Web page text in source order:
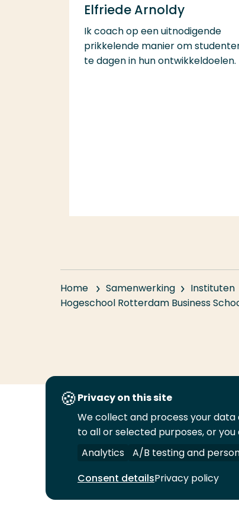
Elfriede Arnoldy
Ik coach op een uitnodigende
prikkelende manier om
te dagen in hun ontwikkeldoelen.
Home Samenwerking Instituten
Hogeschool Rotterdam Business
Volg
ons
op
Volg
ons
op
Volg
ons
op
Volg
ons
op
Juridisch Security A-Z Index
© 2026 Hogeschool Rotterdam. Alle
Privacy on this site
We collect and process your data
to all or selected purposes, or
Analytics
A/B testing and
Consent detailsPrivacy policy